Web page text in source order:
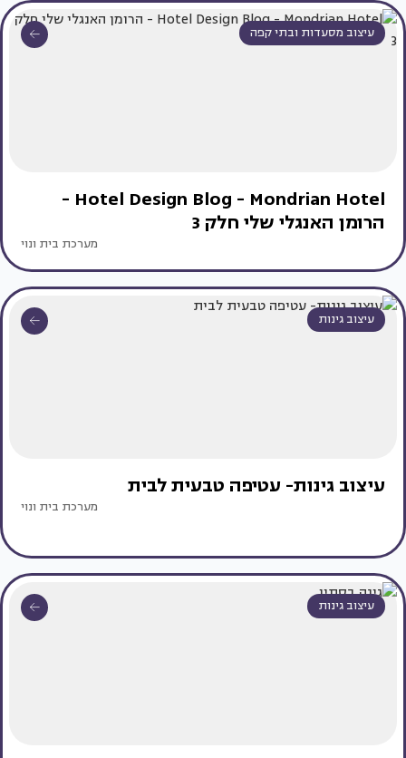
עיצוב מסעדות ובתי קפה
Hotel Design Blog - Mondrian Hotel -
הרומן האנגלי שלי חלק 3
מערכת בית ונוי
עיצוב גינות
עיצוב גינות- עטיפה טבעית לבית
מערכת בית ונוי
עיצוב גינות